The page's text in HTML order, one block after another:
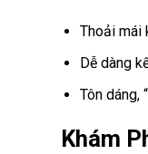
Thoải mái
Dễ dàng
Tôn dáng,
Khám